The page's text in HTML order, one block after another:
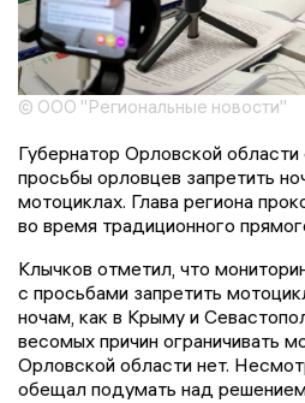
© ООО "Региональные новости"
Губернатор Орловской области
просьбы орловцев запретить
мотоциклах. Глава региона
во время традиционного
Клычков отметил, что
с просьбами запретить
ночам, как в Крыму и
весомых причин ограничивать
Орловской области нет.
обещал подумать над